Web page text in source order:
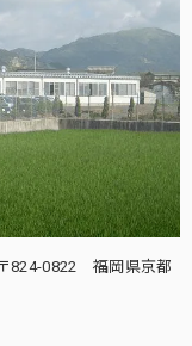
824-0822 福岡県京都